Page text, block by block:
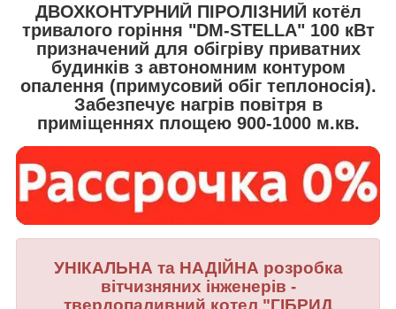
ДВОХКОНТУРНИЙ ПІРОЛІЗНИЙ котёл
тривалого горіння "DM-STELLA" 100 кВт
призначений для обігріву приватних
будинків з автономним контуром
опалення (примусовий обіг теплоносія).
Забезпечує нагрів повітря в
приміщеннях площею 900-1000 м.кв.
УНІКАЛЬНА та НАДІЙНА розробка
вітчизняних інженерів -
твердопаливний котел "ГІБРИД